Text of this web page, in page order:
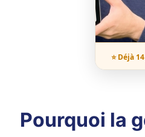
⭐ Déjà
Pourquoi la